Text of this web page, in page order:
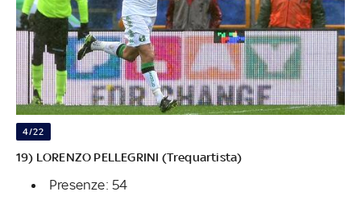
4/22
19) LORENZO PELLEGRINI (Trequartista)
Presenze: 54